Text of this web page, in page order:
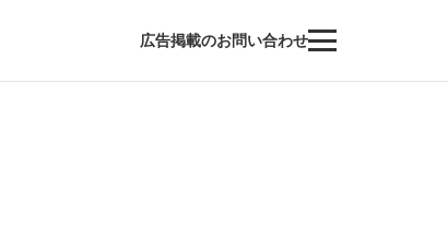
広告掲載のお問い合わせ